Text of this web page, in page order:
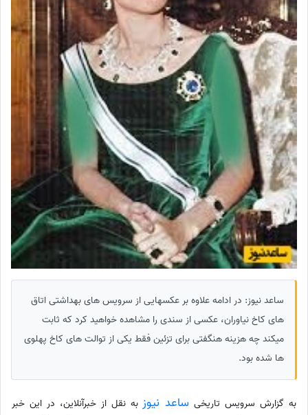
ساعد نیوز: در ادامه علاوه بر عکسهایی از سرویس های بهداشتی اتاق
های کاخ نیاوران، عکسی از سندی را مشاهده خواهید کرد که ثابت
میکند چه هزینه هنگفتی برای تزئین فقط یکی از توالت های کاخ پهلوی
ها شده بود.
به گزارش سرویس تاریخی ساعد نیوز به نقل از خبرآنلاین، در این خبر